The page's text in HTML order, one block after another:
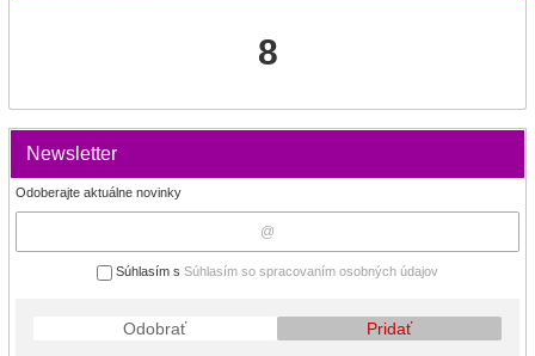
8
Newsletter
Odoberajte aktuálne novinky
Súhlasím s Súhlasím so spracovaním osobných údajov
Odobrať Pridať